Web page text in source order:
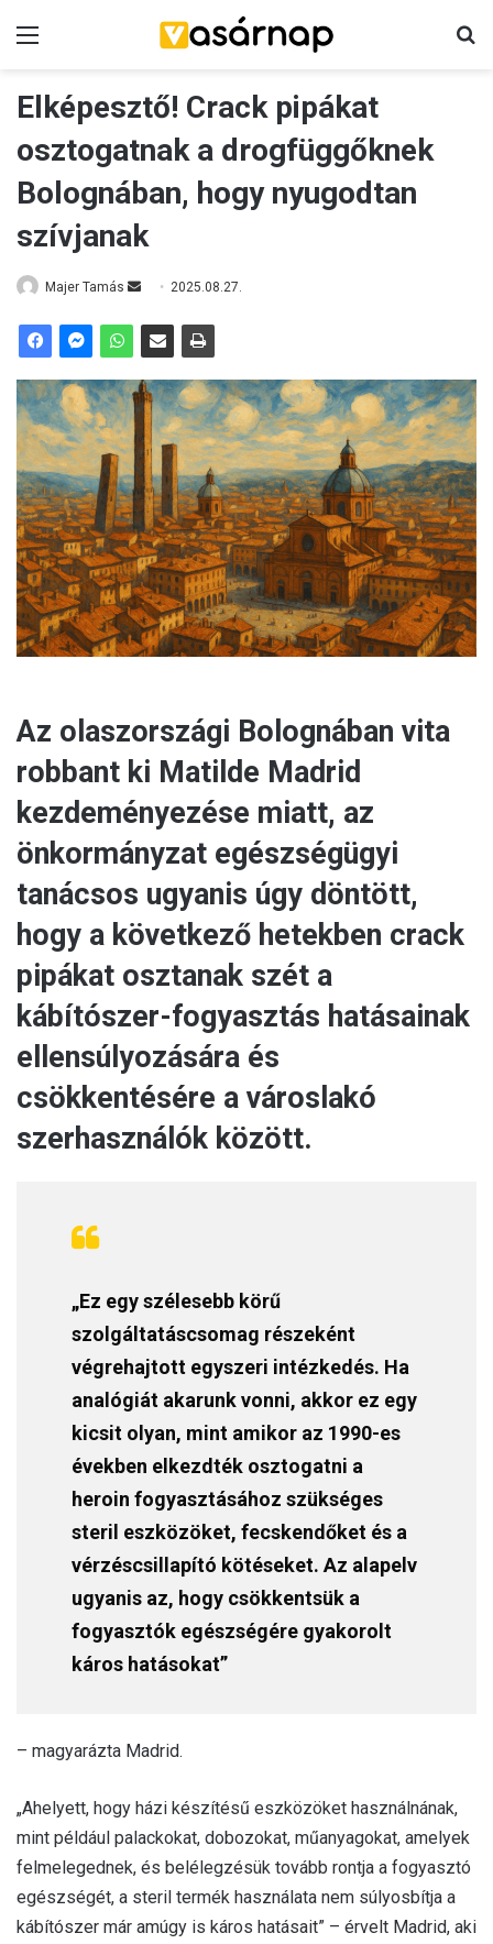
Elképesztő! Crack pipákat
osztogatnak a drogfüggőknek
Bolognában, hogy nyugodtan
szívjanak
Majer Tamás
a
n
e
m
a
i
l
2025.08.27.
Az olaszországi Bolognában vita
robbant ki Matilde Madrid
kezdeményezése miatt, az
önkormányzat egészségügyi
tanácsos ugyanis úgy döntött,
hogy a következő hetekben crack
pipákat osztanak szét a
kábítószer-fogyasztás hatásainak
ellensúlyozására és
csökkentésére a városlakó
szerhasználók között.
„Ez egy szélesebb körű
szolgáltatáscsomag részeként
végrehajtott egyszeri intézkedés. Ha
analógiát akarunk vonni, akkor ez egy
kicsit olyan, mint amikor az 1990-es
években elkezdték osztogatni a
heroin fogyasztásához szükséges
steril eszközöket, fecskendőket és a
vérzéscsillapító kötéseket. Az alapelv
ugyanis az, hogy csökkentsük a
fogyasztók egészségére gyakorolt
káros hatásokat”
– magyarázta Madrid.
„Ahelyett, hogy házi készítésű eszközöket használnának,
mint például palackokat, dobozokat, műanyagokat, amelyek
felmelegednek, és belélegzésük tovább rontja a fogyasztó
egészségét, a steril termék használata nem súlyosbítja a
kábítószer már amúgy is káros hatásait” – érvelt Madrid, aki